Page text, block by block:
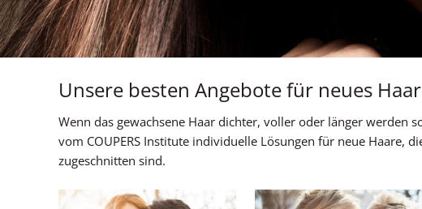
Unsere besten Angebote für neues Haar
Wenn das gewachsene Haar dichter, voller oder länger werden
vom COUPERS Institute individuelle Lösungen für neue Haare,
zugeschnitten sind.